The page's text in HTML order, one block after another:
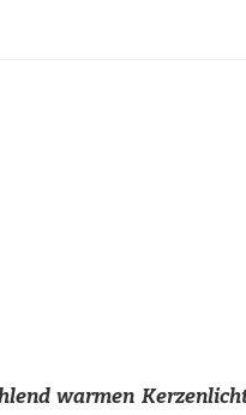
warmen